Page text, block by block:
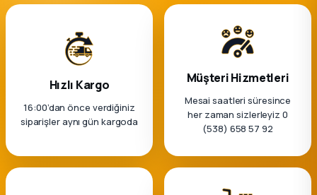
Hızlı Kargo
16:00’dan önce verdiğiniz
siparişler aynı gün kargoda
Müşteri Hizmetleri
Mesai saatleri süresince
her zaman sizlerleyiz 0
(538) 658 57 92